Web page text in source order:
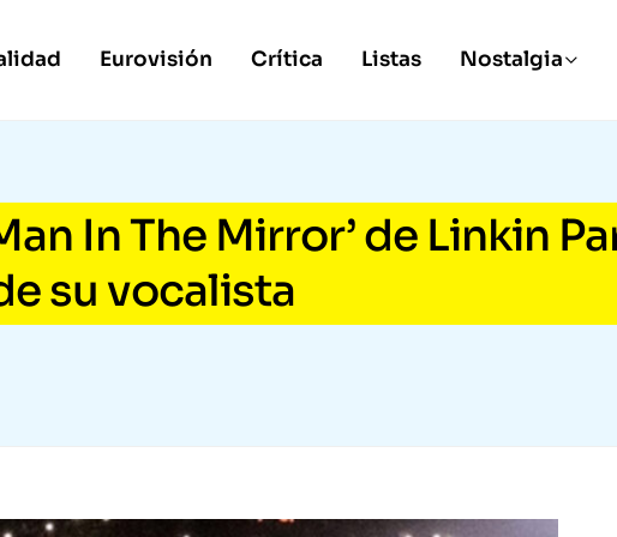
Eurovisión Crítica Listas Nostalgia
In The Mirror’ de Linkin
su vocalista